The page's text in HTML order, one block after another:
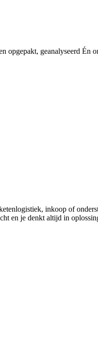
opgepakt, geanalyseerd Én
inkoop of
en je denkt altijd in